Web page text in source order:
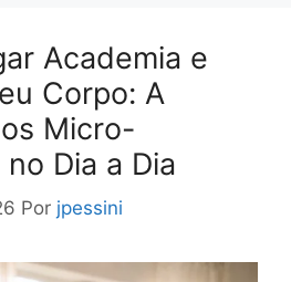
Academia e
Corpo: A
Micro-
Dia a Dia
Por jpessini